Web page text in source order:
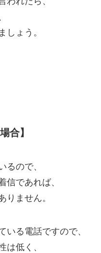
しょう。
合】
るので、
信であれば、
りません。
いる電話ですので、
は低く、